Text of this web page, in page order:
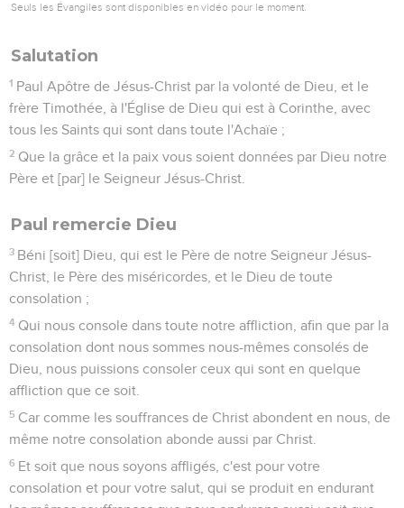
Seuls les Évangiles sont disponibles en vidéo pour le moment.
Salutation
1 Paul Apôtre de Jésus-Christ par la volonté de Dieu, et le
frère Timothée, à l'Église de Dieu qui est à Corinthe, avec
tous les Saints qui sont dans toute l'Achaïe ;
2 Que la grâce et la paix vous soient données par Dieu notre
Père et [par] le Seigneur Jésus-Christ.
Paul remercie Dieu
3 Béni [soit] Dieu, qui est le Père de notre Seigneur Jésus-
Christ, le Père des miséricordes, et le Dieu de toute
consolation ;
4 Qui nous console dans toute notre affliction, afin que par la
consolation dont nous sommes nous-mêmes consolés de
Dieu, nous puissions consoler ceux qui sont en quelque
affliction que ce soit.
5 Car comme les souffrances de Christ abondent en nous, de
même notre consolation abonde aussi par Christ.
6 Et soit que nous soyons affligés, c'est pour votre
consolation et pour votre salut, qui se produit en endurant